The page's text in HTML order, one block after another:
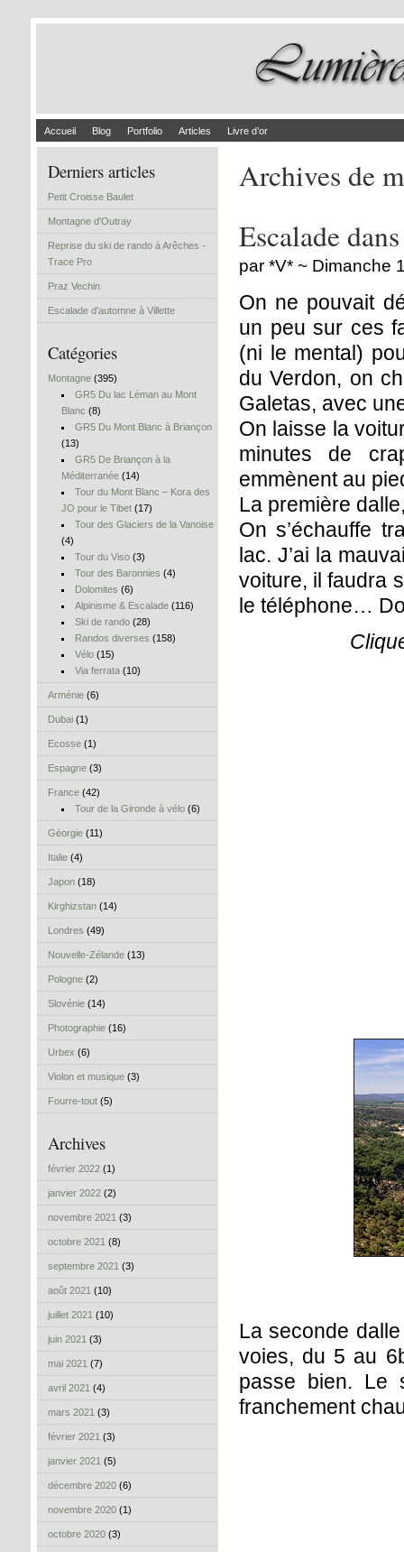
Accueil Blog Portfolio Articles Livre d’or
Derniers articles
Petit Croisse Baulet
Montagne d'Outray
Reprise du ski de rando à Arêches -
Trace Pro
Praz Vechin
Escalade d'automne à Villette
Catégories
Montagne (395)
GR5 Du lac Léman au Mont
Blanc (8)
GR5 Du Mont Blanc à Briançon
(13)
GR5 De Briançon à la
Méditerranée (14)
Tour du Mont Blanc – Kora des
JO pour le Tibet (17)
Tour des Glaciers de la Vanoise
(4)
Tour du Viso(3)
Tour des Baronnies (4)
Dolomites (6)
Alpinisme & Escalade(116)
Ski de rando(28)
Randos diverses (158)
Vélo(15)
Via ferrata(10)
Arménie (6)
Dubai (1)
Ecosse (1)
Espagne (3)
France (42)
Tour de la Gironde à vélo(6)
Géorgie (11)
Italie (4)
Japon (18)
Kirghizstan (14)
Londres (49)
Nouvelle-Zélande (13)
Pologne (2)
Slovénie (14)
Photographie (16)
Urbex (6)
Violon et musique (3)
Fourre-tout (5)
Archives
février 2022 (1)
janvier 2022 (2)
novembre 2021 (3)
octobre 2021 (8)
septembre 2021 (3)
août 2021 (10)
juillet 2021 (10)
juin 2021 (3)
mai 2021 (7)
avril 2021 (4)
mars 2021 (3)
février 2021 (3)
janvier 2021 (5)
décembre 2020 (6)
novembre 2020 (1)
octobre 2020 (3)
Archives de
Escalade
par *V* ~ Dimanche
On ne pouvait
un peu sur ces
(ni le mental)
du Verdon, on
Galetas, avec
On laisse la
minutes de
emmènent au
La première
On s’échauffe
lac. J’ai la
voiture, il faudra
le téléphone…
La seconde
voies, du 5 au
passe bien. Le
franchement